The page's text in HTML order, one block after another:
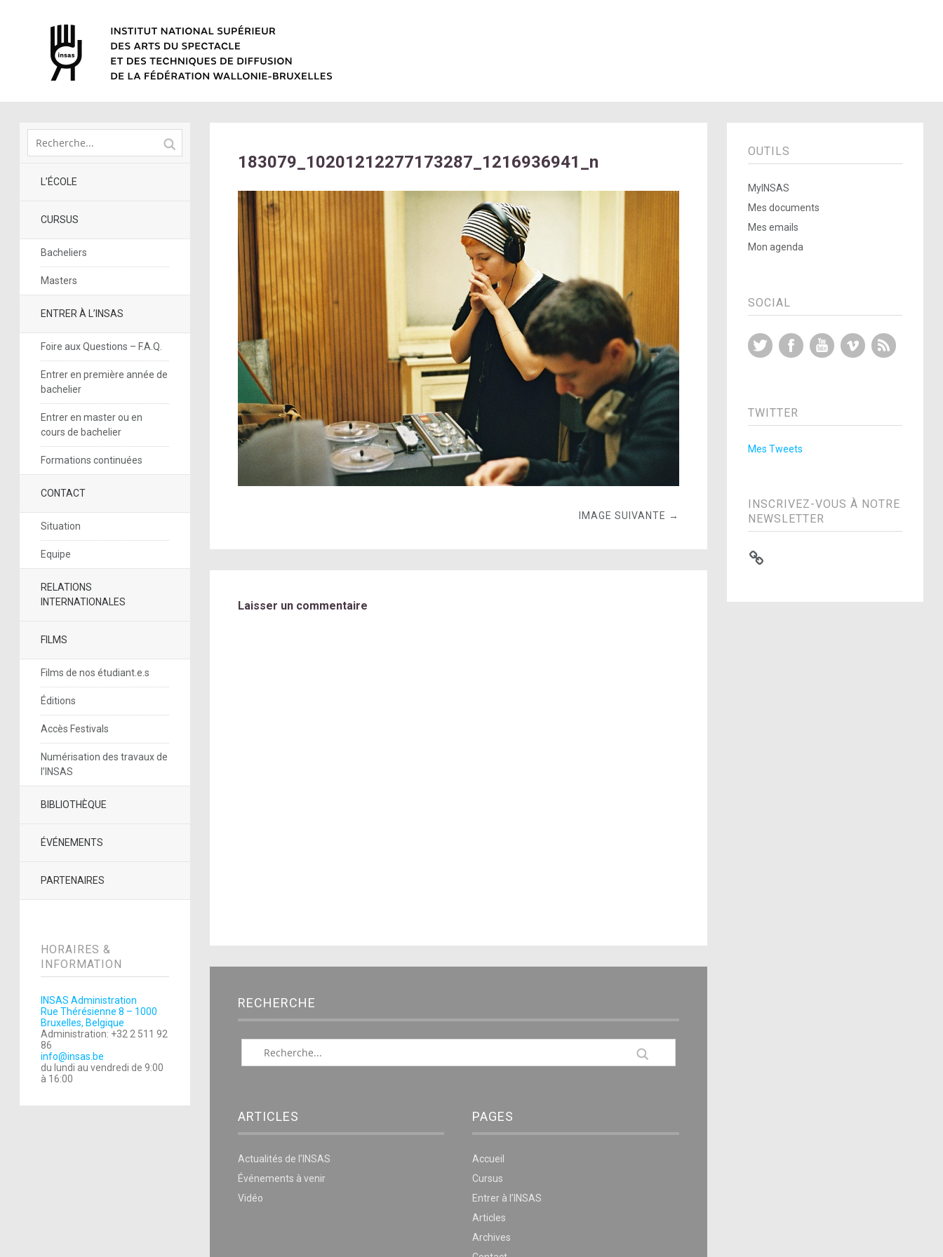
L’ÉCOLE
CURSUS
Bacheliers
Masters
ENTRER À L’INSAS
Foire aux Questions – F.A.Q.
Entrer en première année de
bachelier
Entrer en master ou en
cours de bachelier
Formations continuées
CONTACT
Situation
Equipe
RELATIONS
INTERNATIONALES
FILMS
Films de nos étudiant.e.s
Éditions
Accès Festivals
Numérisation des travaux de
l’INSAS
BIBLIOTHÈQUE
ÉVÉNEMENTS
PARTENAIRES
HORAIRES &
INFORMATION
INSAS Administration
Rue Thérésienne 8 – 1000
Bruxelles, Belgique
Administration: +32 2 511 92
86
info@insas.be
du lundi au vendredi de 9:00
à 16:00
183079_10201212277173287_1216936941_n
IMAGE SUIVANTE →
Laisser un commentaire
RECHERCHE
ARTICLES
Actualités de l’INSAS
Événements à venir
Vidéo
PAGES
Accueil
Cursus
Entrer à l’INSAS
Articles
Archives
OUTILS
MyINSAS
Mes documents
Mes emails
Mon agenda
SOCIAL
Twitter FacebookYouTubeVimeo
TWITTER
Mes Tweets
INSCRIVEZ-VOUS À NOTRE
NEWSLETTER